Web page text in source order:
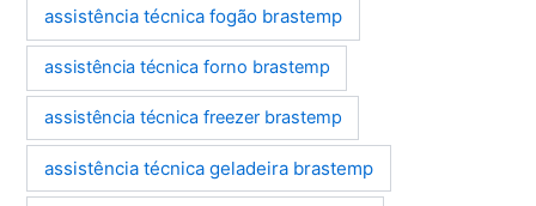
assistência técnica fogão brastemp
assistência técnica forno brastemp
assistência técnica freezer brastemp
assistência técnica geladeira brastemp